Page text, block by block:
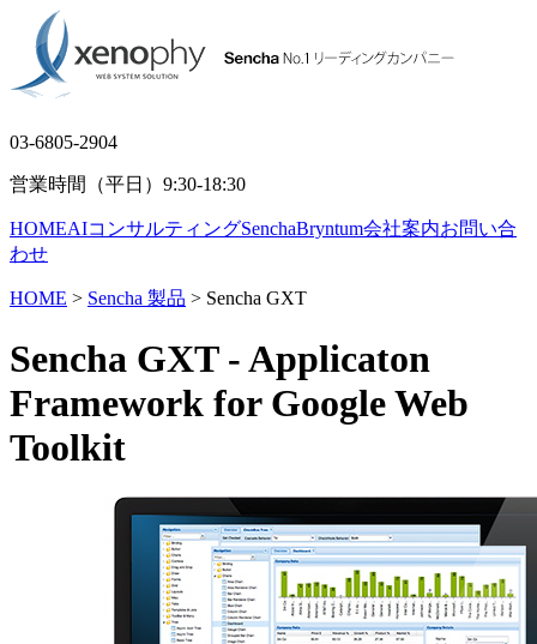
03-6805-2904
営業時間（平日）9:30-18:30
HOMEAIコンサルティングSenchaBryntum会社案内お問い合
わせ
HOME > Sencha 製品 > Sencha GXT
Sencha GXT - Applicaton
Framework for Google Web
Toolkit